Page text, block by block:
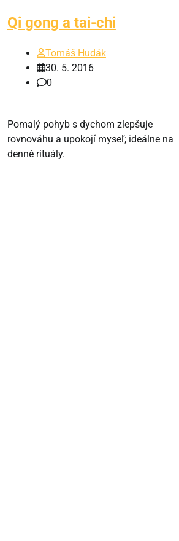
Qi gong a tai-chi
Tomáš Hudák
30. 5. 2016
0
Pomalý pohyb s dychom zlepšuje
rovnováhu a upokojí myseľ; ideálne na
denné rituály.